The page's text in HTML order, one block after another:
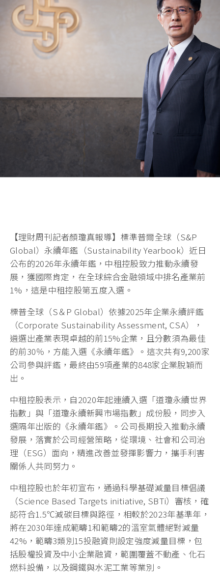
【理財周刊記者顏瓊真報導】標準普爾全球（S&P
Global）永續年鑑（Sustainability Yearbook）近日
公布的2026年永續年鑑，中租控股致力推動永續發
展，獲國際肯定，在全球綜合金融領域中排名產業前
1%，這是中租控股第五度入選。
標普全球（S＆P Global）依據2025年企業永續評鑑
（Corporate Sustainability Assessment, CSA），
遴選出產業表現卓越的前15%企業，且分數須為最佳
的前30％，方能入選《永續年鑑》。這次共有9,200家
公司參與評鑑，最終由59項產業的848家企業脫穎而
出。
中租控股表示，自2020年起連續入選「道瓊永續世界
指數」與「道瓊永續新興市場指數」成份股，同步入
選隔年出版的《永續年鑑》。公司長期投入推動永續
發展，落實於公司經營策略，從環境、社會和公司治
理（ESG）面向，精進改善並發揮影響力，攜手利害
關係人共同努力。
中租控股也於年初宣布，通過科學基礎減量目標倡議
（Science Based Targets initiative, SBTi）審核，確
認符合1.5℃減碳目標與路徑，相較於2023年基準年，
將在2030年達成範疇1和範疇2的溫室氣體絕對減量
42%，範疇3類別15投融資則設定強度減量目標，包
括股權投資及中小企業融資，範圍覆蓋不動產、化石
燃料設備，以及鋼鐵與水泥工業等業別。